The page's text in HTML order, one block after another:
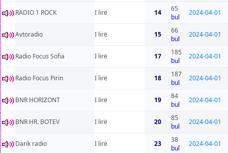
RADIO 1 ROCK I lirë 14
65
bul
2024-04-01
Avtoradio I lirë 15
66
bul
2024-04-01
Radio Focus Sofia I lirë 17
185
bul
2024-04-01
Radio Focus Pirin I lirë 18
187
bul
2024-04-01
BNR HORIZONT I lirë 19
84
bul
2024-04-01
BNR HR. BOTEV I lirë 20
85
bul
2024-04-01
Darik radio I lirë 23
38
bul
2024-04-01